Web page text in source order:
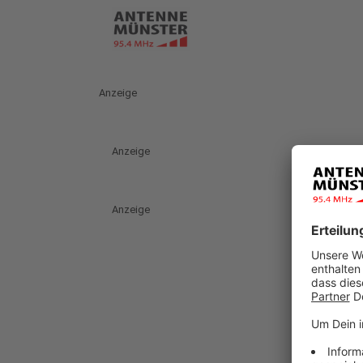
Anzeige
Anzeige
Anzeige